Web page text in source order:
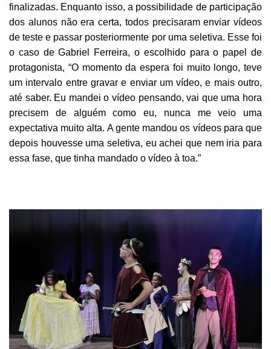
finalizadas. Enquanto isso, a possibilidade de participação
dos alunos não era certa, todos precisaram enviar vídeos
de teste e passar posteriormente por uma seletiva. Esse foi
o caso de Gabriel Ferreira, o escolhido para o papel de
protagonista, “O momento da espera foi muito longo, teve
um intervalo entre gravar e enviar um vídeo, e mais outro,
até saber. Eu mandei o vídeo pensando, vai que uma hora
precisem de alguém como eu, nunca me veio uma
expectativa muito alta. A gente mandou os vídeos para que
depois houvesse uma seletiva, eu achei que nem iria para
essa fase, que tinha mandado o vídeo à toa.”